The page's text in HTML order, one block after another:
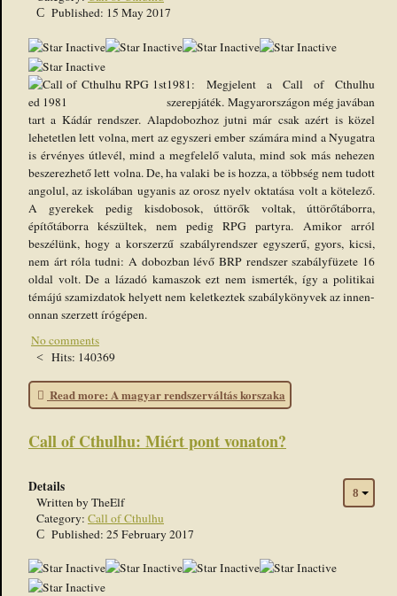
Published: 15 May 2017
1981: Megjelent a Call of Cthulhu
szerepjáték. Magyarországon még javában
tart a Kádár rendszer. Alapdobozhoz jutni már csak azért is közel
lehetetlen lett volna, mert az egyszeri ember számára mind a Nyugatra
is érvényes útlevél, mind a megfelelő valuta, mind sok más nehezen
beszerezhető lett volna. De, ha valaki be is hozza, a többség nem tudott
angolul, az iskolában ugyanis az orosz nyelv oktatása volt a kötelező.
A gyerekek pedig kisdobosok, úttörők voltak, úttörőtáborra,
építőtáborra készültek, nem pedig RPG partyra. Amikor arról
beszélünk, hogy a korszerzű szabályrendszer egyszerű, gyors, kicsi,
nem árt róla tudni: A dobozban lévő BRP rendszer szabályfüzete 16
oldal volt. De a lázadó kamaszok ezt nem ismerték, így a politikai
témájú szamizdatok helyett nem keletkeztek szabálykönyvek az innen-
onnan szerzett írógépen.
No comments
Hits: 140369
Read more: A magyar rendszerváltás korszaka
Call of Cthulhu: Miért pont vonaton?
Details
Written byTheElf
Category: Call of Cthulhu
Published: 25 February 2017